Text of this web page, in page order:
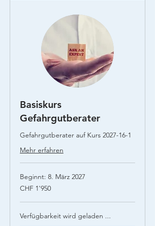
Basiskurs
Gefahrgutberater
Gefahrgutberater auf Kurs 2027-16-1
Mehr erfahren
Beginnt: 8. März 2027
1'950
Schweizer
CHF 1'950
Verfügbarkeit wird geladen ...